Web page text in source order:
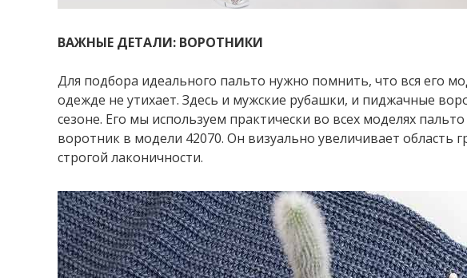
ВАЖНЫЕ ДЕТАЛИ: ВОРОТНИКИ
Для подбора идеального пальто нужно помнить, что вся его
одежде не утихает. Здесь и мужские рубашки, и пиджачные
сезоне. Его мы используем практически во всех моделях
воротник в модели 42070. Он визуально увеличивает область
строгой лаконичности.